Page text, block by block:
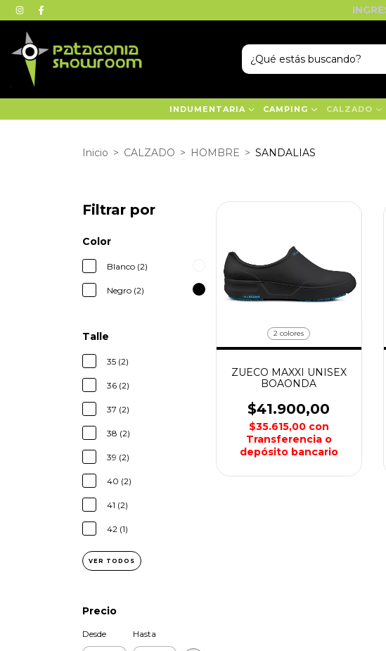
INDUMENTARIA CAMPING CALZADO
Inicio > CALZADO > HOMBRE > SANDALIAS
Filtrar por
Color
Blanco (2)
Negro (2)
Talle
35 (2)
36 (2)
37 (2)
38 (2)
39 (2)
40 (2)
41 (2)
42 (1)
VER TODOS
Precio
Desde Hasta
2 colores
ZUECO MAXXI UNISEX
BOAONDA
$41.900,00
$35.615,00 con
Transferencia o
depósito bancario